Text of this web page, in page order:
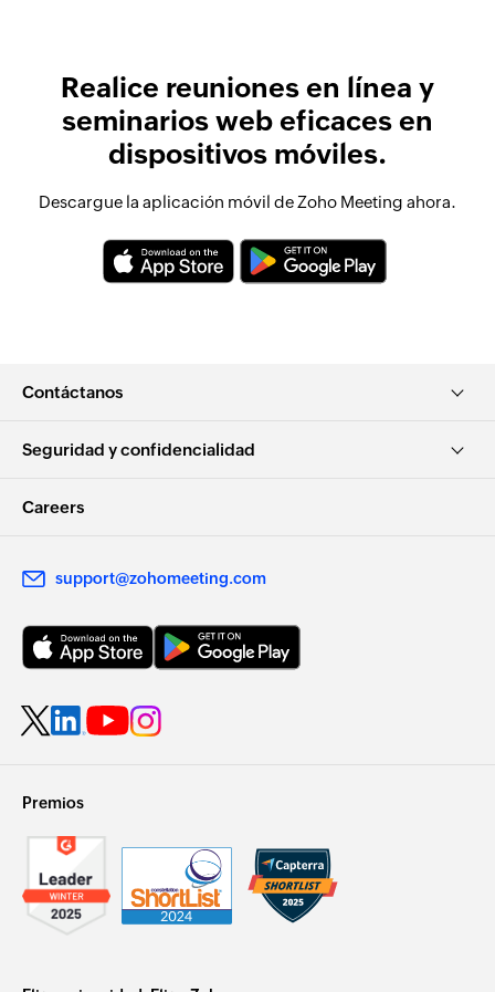
Realice reuniones en línea y
seminarios web eficaces en
dispositivos móviles.
Descargue la aplicación móvil de Zoho Meeting ahora.
Contáctanos
Seguridad y confidencialidad
Careers
support@zohomeeting.com
Premios